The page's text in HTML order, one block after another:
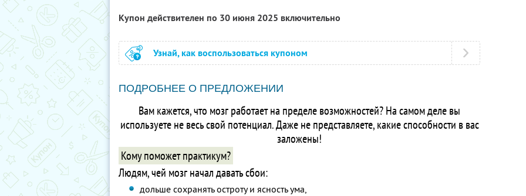
Купон действителен по 30 июня 2025 включительно
Узнай, как воспользоваться купоном
ПОДРОБНЕЕ О ПРЕДЛОЖЕНИИ
Вам кажется, что мозг работает на пределе возможностей? На самом деле вы
используете не весь свой потенциал. Даже не представляете, какие способности в вас
заложены!
Кому поможет практикум?
Людям, чей мозг начал давать сбои:
дольше сохранять остроту и ясность ума,